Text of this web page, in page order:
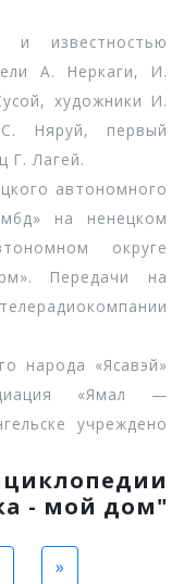
и известностью
А. Неркаги, И.
художники И.
Няруй, первый
Г. Лагей.
автономного
на ненецком
округе
Передачи на
народа «Ясавэй»
«Ямал —
учреждено
- мой дом"
»